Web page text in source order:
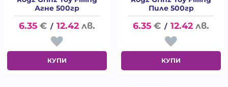
Агне 500гр
6.35 € / 12.42 лв.
КУПИ
Пиле 500гр
6.35 € / 12.42 лв.
КУПИ